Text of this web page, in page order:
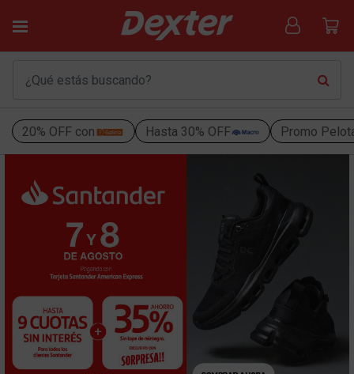
20% OFF con Hasta 30% OFF Promo
¡Bienvenido a Dexter!